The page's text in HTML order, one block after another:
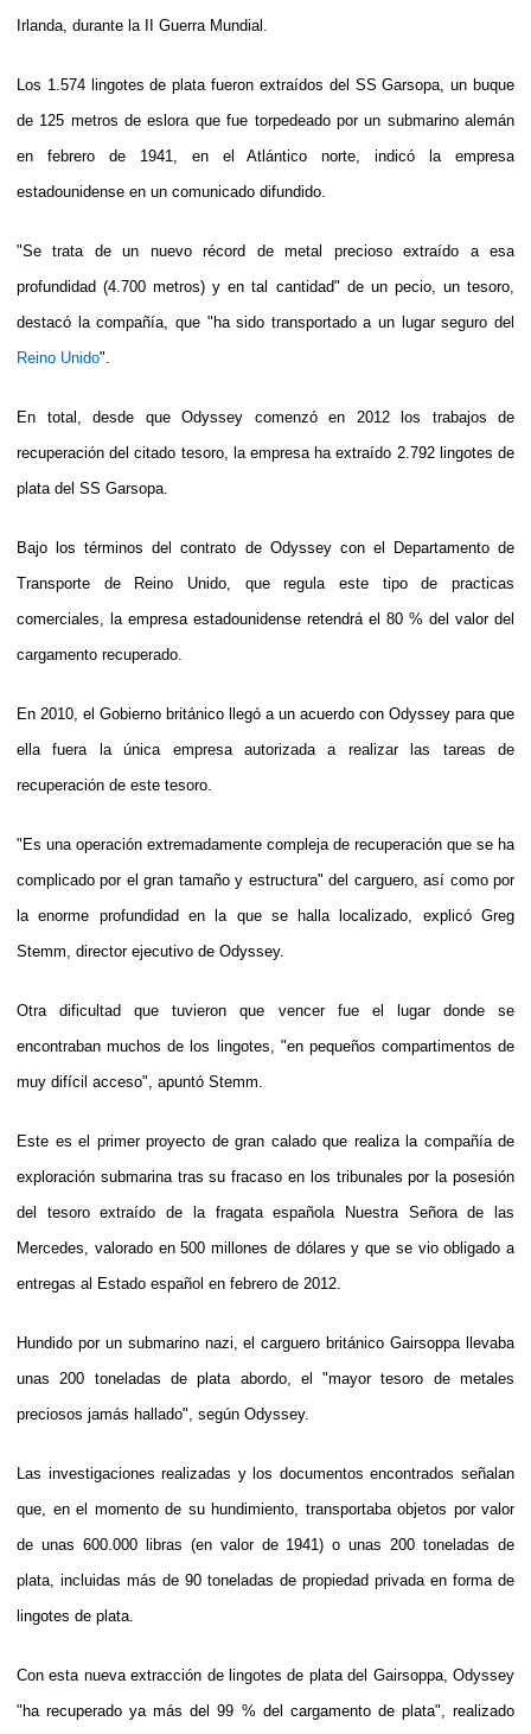
Irlanda, durante la II Guerra Mundial.
Los 1.574 lingotes de plata fueron extraídos del SS Garsopa, un buque
de 125 metros de eslora que fue torpedeado por un submarino alemán
en febrero de 1941, en el Atlántico norte, indicó la empresa
estadounidense en un comunicado difundido.
"Se trata de un nuevo récord de metal precioso extraído a esa
profundidad (4.700 metros) y en tal cantidad" de un pecio, un tesoro,
destacó la compañía, que "ha sido transportado a un lugar seguro del
Reino Unido".
En total, desde que Odyssey comenzó en 2012 los trabajos de
recuperación del citado tesoro, la empresa ha extraído 2.792 lingotes de
plata del SS Garsopa.
Bajo los términos del contrato de Odyssey con el Departamento de
Transporte de Reino Unido, que regula este tipo de practicas
comerciales, la empresa estadounidense retendrá el 80 % del valor del
cargamento recuperado.
En 2010, el Gobierno británico llegó a un acuerdo con Odyssey para que
ella fuera la única empresa autorizada a realizar las tareas de
recuperación de este tesoro.
"Es una operación extremadamente compleja de recuperación que se ha
complicado por el gran tamaño y estructura" del carguero, así como por
la enorme profundidad en la que se halla localizado, explicó Greg
Stemm, director ejecutivo de Odyssey.
Otra dificultad que tuvieron que vencer fue el lugar donde se
encontraban muchos de los lingotes, "en pequeños compartimentos de
muy difícil acceso", apuntó Stemm.
Este es el primer proyecto de gran calado que realiza la compañía de
exploración submarina tras su fracaso en los tribunales por la posesión
del tesoro extraído de la fragata española Nuestra Señora de las
Mercedes, valorado en 500 millones de dólares y que se vio obligado a
entregas al Estado español en febrero de 2012.
Hundido por un submarino nazi, el carguero británico Gairsoppa llevaba
unas 200 toneladas de plata abordo, el "mayor tesoro de metales
preciosos jamás hallado", según Odyssey.
Las investigaciones realizadas y los documentos encontrados señalan
que, en el momento de su hundimiento, transportaba objetos por valor
de unas 600.000 libras (en valor de 1941) o unas 200 toneladas de
plata, incluidas más de 90 toneladas de propiedad privada en forma de
lingotes de plata.
Con esta nueva extracción de lingotes de plata del Gairsoppa, Odyssey
"ha recuperado ya más del 99 % del cargamento de plata", realizado